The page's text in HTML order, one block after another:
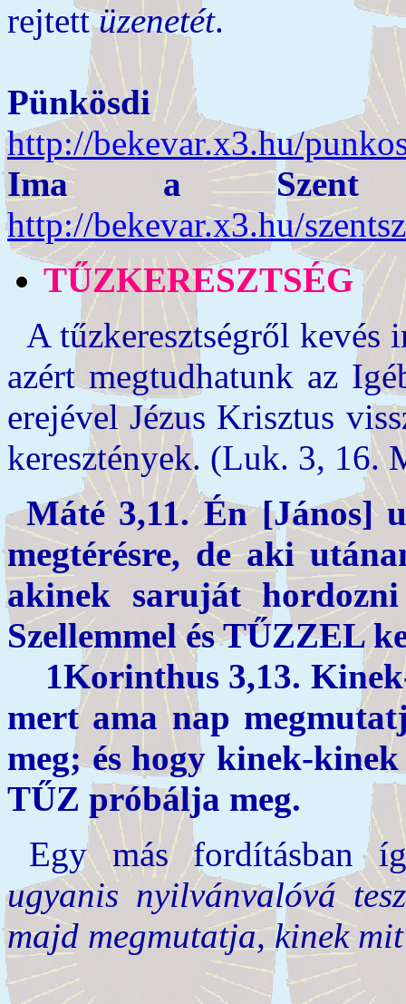
rejtettüzenetét.
Pünkösdi
http://bekevar.x3.hu/
Ima a Szent
http://bekevar.x3.hu/
TŰZKERESZTSÉG
A tűzkeresztségről
azért megtudhatunk az
erejével Jézus Krisztus
keresztények. (Luk. 3, 16.
Máté 3,11. Én [János]
megtérésre, de aki
akinek saruját
Szellemmel és TŰZZEL
1Korinthus 3,13.
mert ama nap
meg; és hogy kinek-
TŰZ próbálja meg.
Egy más fordításban
ugyanis nyilvánvalóvá
majd megmutatja, kinek